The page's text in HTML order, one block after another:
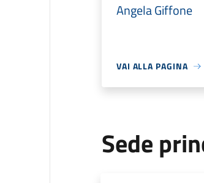
Angela Giffone
VAI ALLA PAGINA
Sede